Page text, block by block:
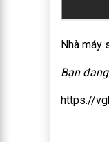
Nhà máy
Bạn
https://